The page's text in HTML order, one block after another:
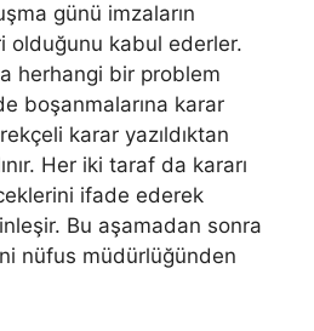
günü imzaların
olduğunu kabul ederler.
herhangi bir problem
boşanmalarına karar
karar yazıldıktan
Her iki taraf da kararı
ifade ederek
Bu aşamadan sonra
nüfus müdürlüğünden